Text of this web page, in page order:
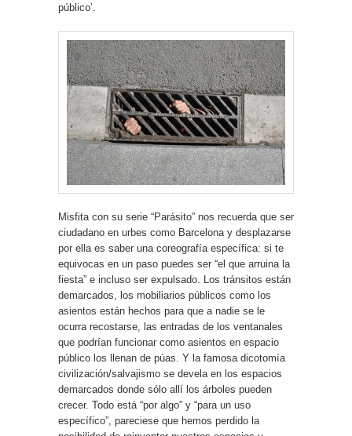
público’.
Misfita con su serie “Parásito” nos recuerda que ser
ciudadano en urbes como Barcelona y desplazarse
por ella es saber una coreografía específica: si te
equivocas en un paso puedes ser “el que arruina la
fiesta” e incluso ser expulsado. Los tránsitos están
demarcados, los mobiliarios públicos como los
asientos están hechos para que a nadie se le
ocurra recostarse, las entradas de los ventanales
que podrían funcionar como asientos en espacio
público los llenan de púas. Y la famosa dicotomía
civilización/salvajismo se devela en los espacios
demarcados donde sólo allí los árboles pueden
crecer. Todo está “por algo” y “para un uso
específico”, pareciese que hemos perdido la